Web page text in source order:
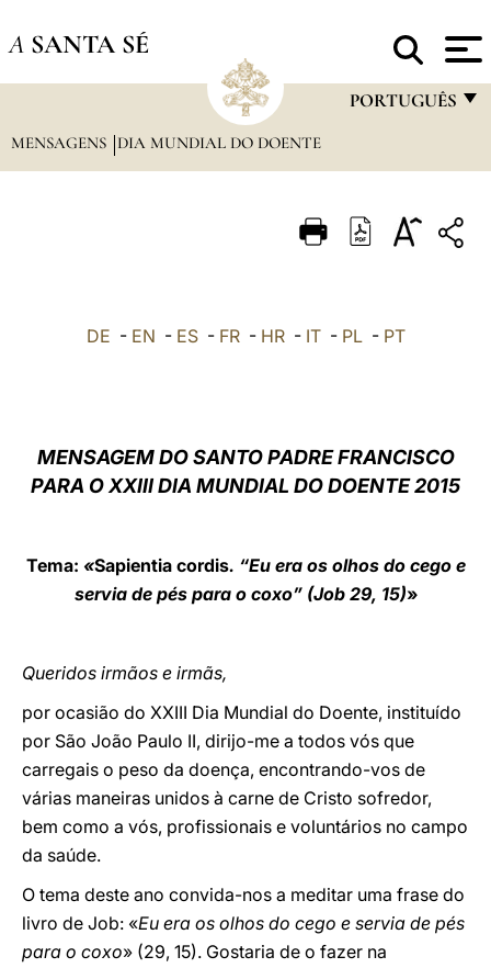
A SANTA SÉ
PORTUGUÊS
ITALIANO
中文
MENSAGENS DIA MUNDIAL DO DOENTE
DE - EN - ES- FR- HR- IT- PL- PT
MENSAGEM DO SANTO PADRE FRANCISCO
PARA O XXIII DIA MUNDIAL DO DOENTE 2015
Tema: «Sapientia cordis. “Eu era os olhos do cego e
servia de pés para o coxo” (Job 29, 15)»
Queridos irmãos e irmãs,
por ocasião do XXIII Dia Mundial do Doente, instituído
por São João Paulo II, dirijo-me a todos vós que
carregais o peso da doença, encontrando-vos de
várias maneiras unidos à carne de Cristo sofredor,
bem como a vós, profissionais e voluntários no campo
da saúde.
O tema deste ano convida-nos a meditar uma frase do
livro de Job: «Eu era os olhos do cego e servia de pés
para o coxo» (29, 15). Gostaria de o fazer na